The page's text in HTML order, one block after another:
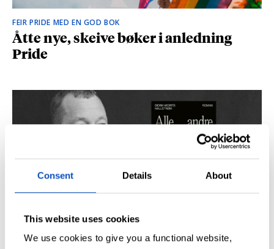
Consent Details About
This website uses cookies
We use cookies to give you a functional website,
FEIR PRIDE MED EN GOD BOK
Åtte nye, skeive bøker i anledning
Pride
SÅ DU NRK-DOKUMENTAREN «AGENTEN»?
Didrik M. Hallstrøm: – Alt det med CIA